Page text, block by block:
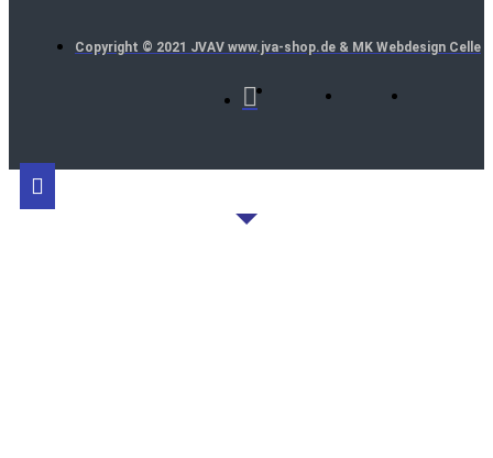
Copyright © 2021 JVAV www.jva-shop.de & MK Webdesign Celle